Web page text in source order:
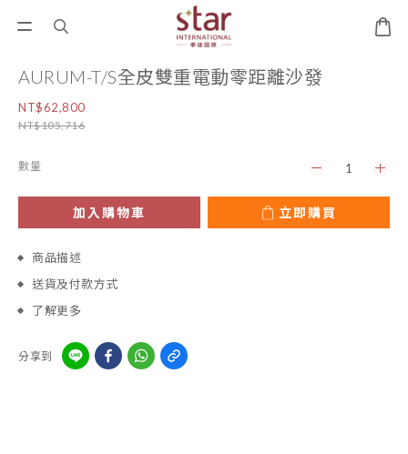
AURUM-T/S全皮雙重電動零距離沙發
NT$62,800
NT$105,716
數量
加入購物車 立即購買
商品描述
送貨及付款方式
了解更多
分享到